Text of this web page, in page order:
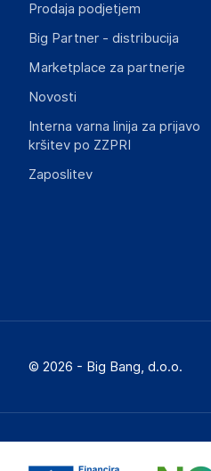
Prodaja podjetjem
Big Partner - distribucija
Marketplace za partnerje
Novosti
Interna varna linija za prijavo
kršitev po ZZPRI
Zaposlitev
© 2026 - Big Bang, d.o.o.